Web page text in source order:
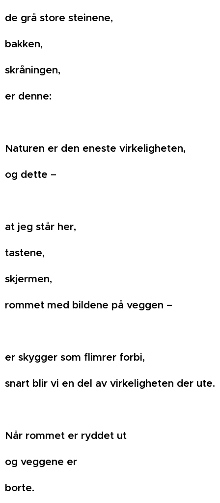
de grå store steinene,
bakken,
skråningen,
er denne:
Naturen er den eneste virkeligheten,
og dette –
at jeg står her,
tastene,
skjermen,
rommet med bildene på veggen –
er skygger som flimrer forbi,
snart blir vi en del av virkeligheten der ute.
Når rommet er ryddet ut
og veggene er
borte.